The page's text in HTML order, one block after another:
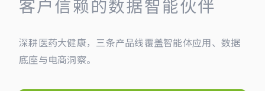
客户信赖的数据智能伙伴
深耕医药大健康，三条产品线覆盖智能体应用、数据
底座与电商洞察。